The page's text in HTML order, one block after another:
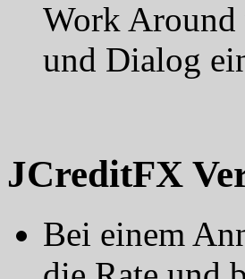
Work Around
und Dialog
JCreditFX
Bei einem